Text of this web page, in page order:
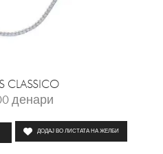
CLASSICO
денари
ДОДАЈ ВО ЛИСТАТА НА ЖЕЛБИ